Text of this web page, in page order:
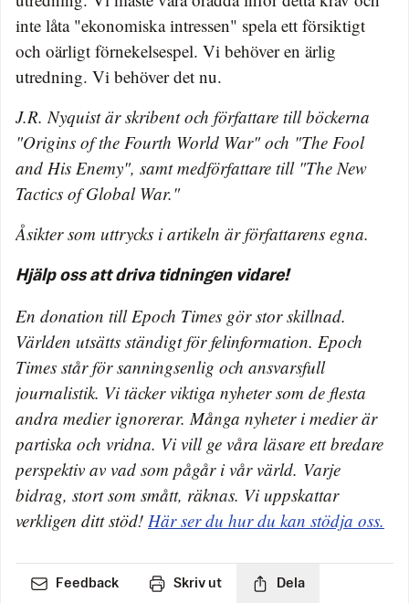
inte låta "ekonomiska intressen" spela ett försiktigt
och oärligt förnekelsespel. Vi behöver en ärlig
utredning. Vi behöver det nu.
J.R. Nyquist är skribent och författare till böckerna
"Origins of the Fourth World War" och "The Fool
and His Enemy", samt medförfattare till "The New
Tactics of Global War."
Åsikter som uttrycks i artikeln är författarens egna.
Hjälp oss att driva tidningen vidare!
En donation till Epoch Times gör stor skillnad.
Världen utsätts ständigt för felinformation. Epoch
Times står för sanningsenlig och ansvarsfull
journalistik. Vi täcker viktiga nyheter som de flesta
andra medier ignorerar. Många nyheter i medier är
partiska och vridna. Vi vill ge våra läsare ett bredare
perspektiv av vad som pågår i vår värld. Varje
bidrag, stort som smått, räknas. Vi uppskattar
verkligen ditt stöd! Här ser du hur du kan stödja oss.
Feedback Skriv ut Dela